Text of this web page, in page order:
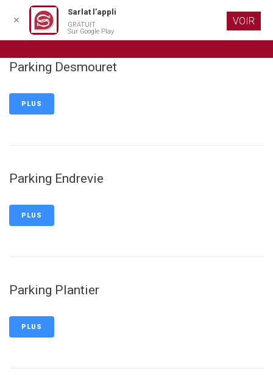
contenu
Parking Desmouret
PLUS
Parking Endrevie
PLUS
Parking Plantier
PLUS
✕
Sarlat l’appli
GRATUIT
Sur Google Play
VOIR